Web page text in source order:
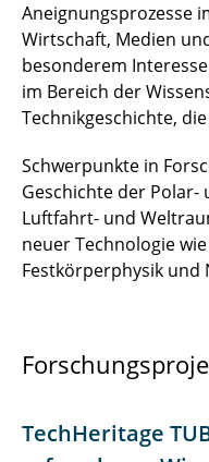
Aneignungsprozesse
Wirtschaft, Medien
besonderem
im Bereich der
Technikgeschichte,
Schwerpunkte in
Geschichte der
Luftfahrt- und
neuer Technologie
Festkörperphysik und
TechHeritage